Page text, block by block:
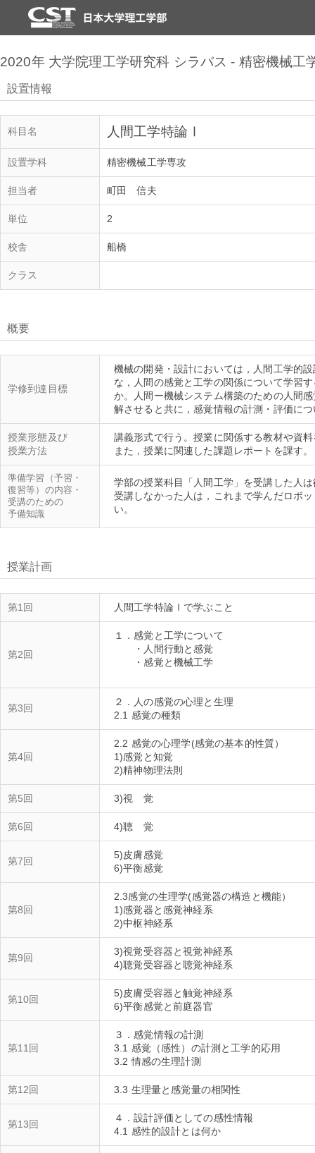
2020年 大学院理工学研究科 シラバス - 精密機械工
設置情報
科目名 人間工学特論Ⅰ
設置学科 精密機械工学専攻
担当者 町田 信夫
単位 2
校舎 船橋
クラス
概要
学修到達目標
機械の開発・設計においては，人間工学的
な，人間の感覚と工学の関係について学習
か。人間ー機械システム構築のための人間
授業形態及び
授業方法
講義形式で行う。授業に関係する教材や資
準備学習（予習・
復習等）の内容・
受講のための
予備知識
学部の授業科目「人間工学」を受講した人
受講しなかった人は，これまで学んだロボ
授業計画
第1回
第2回
１．感覚と工学について
・人間行動と感覚
・感覚と機械工学
第3回
２．人の感覚の心理と生理
第4回
2.2 感覚の心理学(感覚の基本的性質）
1)感覚と知覚
第5回
第6回
第7回
5)皮膚感覚
第8回
2.3感覚の生理学(感覚器の構造と機能）
1)感覚器と感覚神経系
第9回
3)視覚受容器と視覚神経系
第10回
5)皮膚受容器と触覚神経系
第11回
３．感覚情報の計測
3.1 感覚（感性）の計測と工学的応用
第12回
第13回
４．設計評価としての感性情報